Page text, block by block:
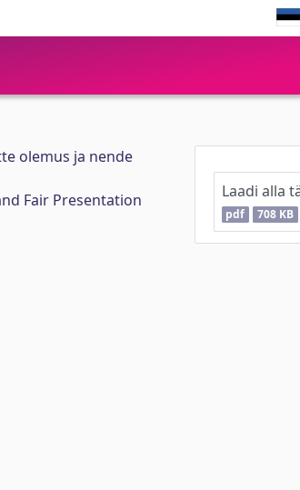
olemus ja nende
Fair Presentation
Laadi alla
pdf 708 KB